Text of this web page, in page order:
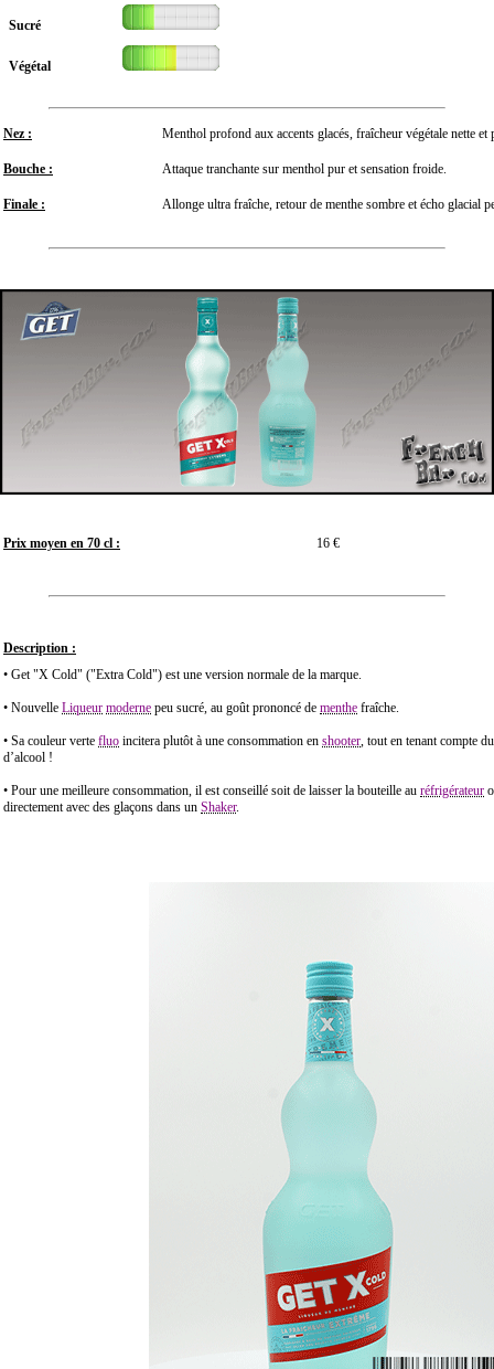
Sucré
Végétal
Nez : Menthol profond aux accents glacés, fraîcheur végétale nette et
Bouche : Attaque tranchante sur menthol pur et sensation froide.
Finale : Allonge ultra fraîche, retour de menthe sombre et écho glacial
Prix moyen en 70 cl : 16 €
Description :
• Get "X Cold" ("Extra Cold") est une version normale de la marque.
• Nouvelle Liqueur moderne peu sucré, au goût prononcé de menthe fraîche.
• Sa couleur verte fluo incitera plutôt à une consommation en shooter, tout en tenant compte
d’alcool !
• Pour une meilleure consommation, il est conseillé soit de laisser la bouteille au réfrigérateur
directement avec des glaçons dans un Shaker.